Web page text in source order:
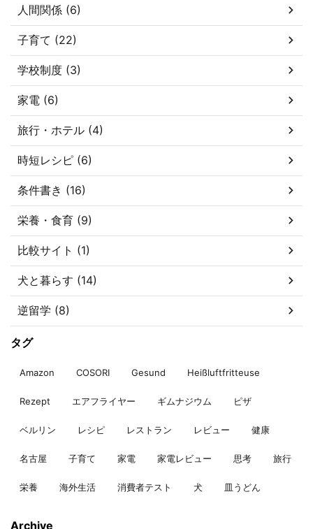
人間関係 (6)
子育て (22)
学校制度 (3)
家電 (6)
旅行・ホテル (4)
時短レシピ (6)
条件書き (16)
栄養・食育 (9)
比較サイト (1)
犬と暮らす (14)
逆留学 (8)
タグ
Amazon COSORI Gesund Heißluftfritteuse
Rezept エアフライヤー ギムナジウム ピザ
ベルリン レシピ レストラン レビュー 健康
名古屋 子育て 家電 家電レビュー 思考 旅行
栄養 海外生活 消費者テスト 犬 皿うどん
Archive